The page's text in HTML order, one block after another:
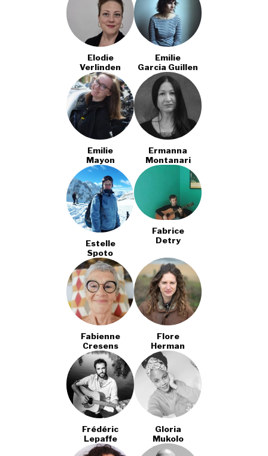
Elodie
Verlinden
Emilie
Garcia Guillen
Emilie
Mayon
Ermanna
Montanari
Estelle
Spoto
Fabrice
Detry
Fabienne
Cresens
Flore
Herman
Frédéric
Lepaffe
Gloria
Mukolo